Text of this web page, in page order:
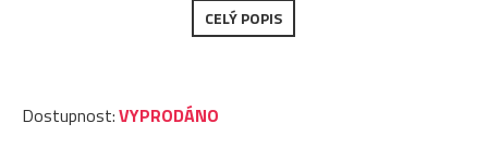
CELÝ POPIS
Dostupnost:VYPRODÁNO